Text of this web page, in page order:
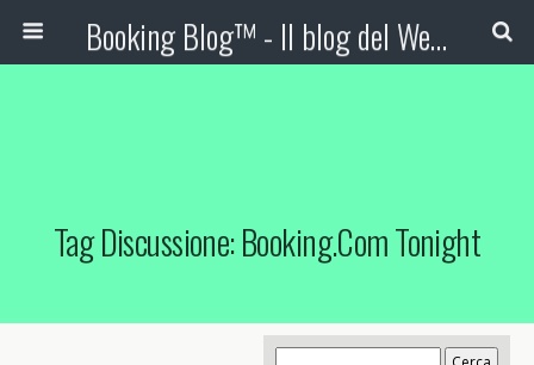
Booking Blog™ - Il blog del Web Marketing Turistico
Tag Discussione: Booking.com Tonight